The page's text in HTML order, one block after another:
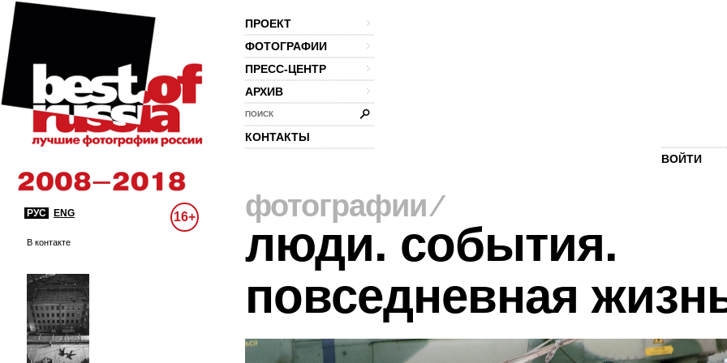
ПРОЕКТ
ФОТОГРАФИИ
ПРЕСС-ЦЕНТР
АРХИВ
ПОИСК
КОНТАКТЫ
ВОЙТИ
РУС ENG 16+
В контакте
фотографии⁄
люди. события.
повседневная